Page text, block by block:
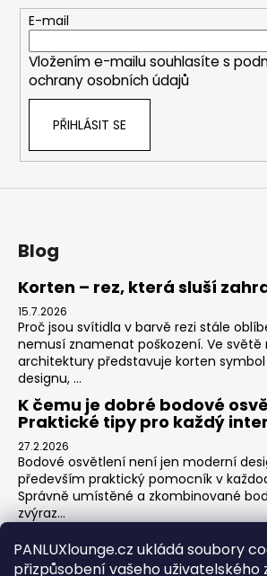
PANLUXlounge.cz ukládá soubory
přizpůsobení vašeho uživatelského
E-mail
Vložením e-mailu souhlasíte s
ochrany osobních údajů
PŘIHLÁSIT SE
Blog
Korten – rez, která sluší
15.7.2026
Proč jsou svítidla v barvě rezi stále
nemusí znamenat poškození. Ve
architektury představuje korten
designu, ...
K čemu je dobré bodové
Praktické tipy pro každý
27.2.2026
Bodové osvětlení není jen moderní
především praktický pomocník v
Správně umístěné a zkombinované
zvýraz...
Jak na zónové osvětlení v
3.2.2026